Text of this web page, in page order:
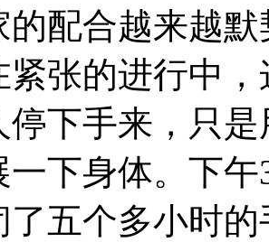
的配合越来越
紧张的进行中
停下手来，只
一下身体。下
了五个多小时